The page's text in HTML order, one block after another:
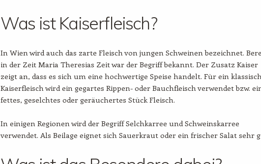
Was ist Kaiserfleisch?
In Wien wird auch das zarte Fleisch von jungen Schweinen bezeichnet.
in der Zeit Maria Theresias Zeit war der Begriff bekannt. Der Zusatz Kaiser
zeigt an, dass es sich um eine hochwertige Speise handelt. Für ein
Kaiserfleisch wird ein gegartes Rippen- oder Bauchfleisch verwendet bzw.
fettes, geselchtes oder geräuchertes Stück Fleisch.
In einigen Regionen wird der Begriff Selchkarree und Schweinskarree
verwendet. Als Beilage eignet sich Sauerkraut oder ein frischer Salat sehr